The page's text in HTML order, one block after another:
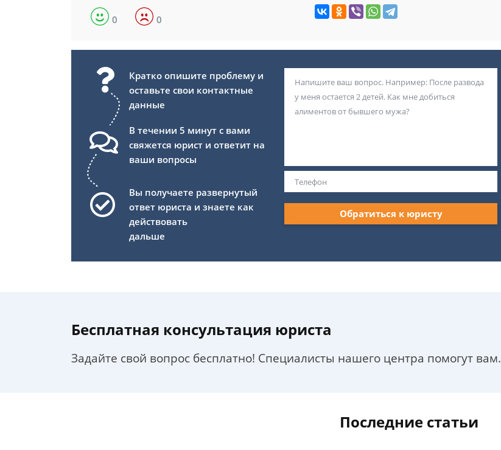
0 0
Кратко опишите проблему и
оставьте свои контактные
данные
В течении 5 минут с вами
свяжется юрист и ответит на
ваши вопросы
Вы получаете развернутый
ответ юриста и знаете как
действовать
дальше
Обратиться к юристу
Бесплатная консультация юриста
Задайте свой вопрос бесплатно! Специалисты нашего центра помогут вам.
Последние статьи